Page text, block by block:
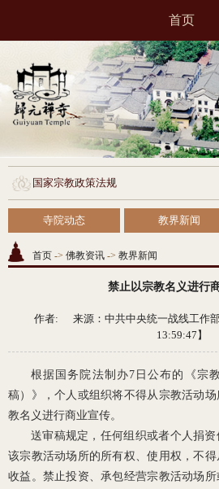
首页
国家宗教政策法规
寺院动态 教界新闻
首页 -> 佛教资讯 -> 教界新闻
禁止以宗教名义进行
作者: 来源： 中共中央统一战线工作
13:59:47】
根据国务院法制办7日公布的《宗
稿）》，个人或组织将不得从宗教活动
教名义进行商业宣传。
送审稿规定，任何组织或者个人捐
该宗教活动场所的所有权、使用权，不
收益。禁止投资、承包经营宗教活动场